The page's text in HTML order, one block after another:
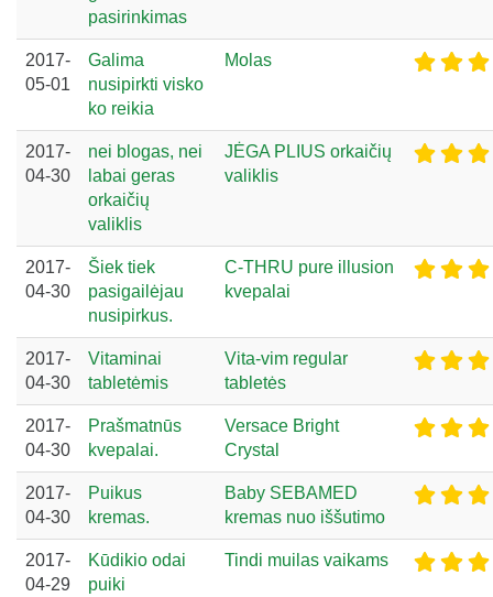
pasirinkimas
2017-
05-01
Galima
nusipirkti visko
ko reikia
Molas
2017-
04-30
nei blogas, nei
labai geras
orkaičių
valiklis
JĖGA PLIUS orkaičių
valiklis
2017-
04-30
Šiek tiek
pasigailėjau
nusipirkus.
C-THRU pure illusion
kvepalai
2017-
04-30
Vitaminai
tabletėmis
Vita-vim regular
tabletės
2017-
04-30
Prašmatnūs
kvepalai.
Versace Bright
Crystal
2017-
04-30
Puikus
kremas.
Baby SEBAMED
kremas nuo iššutimo
2017-
04-29
Kūdikio odai
puiki
Tindi muilas vaikams